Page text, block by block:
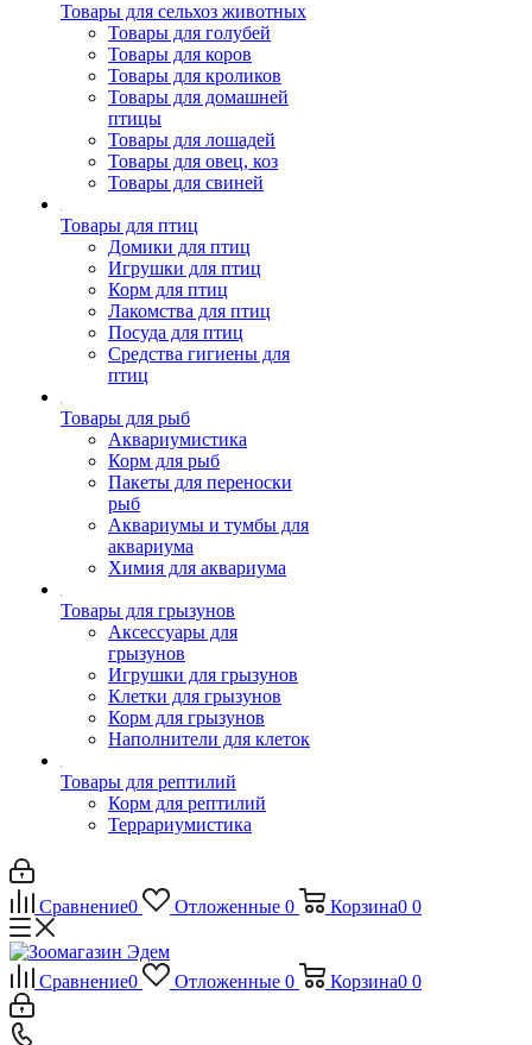
Товары для сельхоз животных
Товары для голубей
Товары для коров
Товары для кроликов
Товары для домашней
птицы
Товары для лошадей
Товары для овец, коз
Товары для свиней
Товары для птиц
Домики для птиц
Игрушки для птиц
Корм для птиц
Лакомства для птиц
Посуда для птиц
Средства гигиены для
птиц
Товары для рыб
Аквариумистика
Корм для рыб
Пакеты для переноски
рыб
Аквариумы и тумбы для
аквариума
Химия для аквариума
Товары для грызунов
Аксессуары для
грызунов
Игрушки для грызунов
Клетки для грызунов
Корм для грызунов
Наполнители для клеток
Товары для рептилий
Корм для рептилий
Террариумистика
Сравнение0 Отложенные 0 Корзина0 0
Сравнение0 Отложенные 0 Корзина0 0